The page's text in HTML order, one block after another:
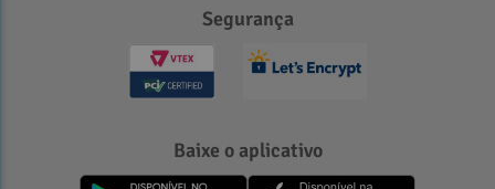
Segurança
Baixe o aplicativo